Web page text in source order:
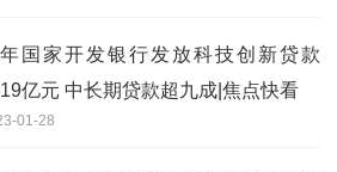
国家开发银行发放科技创新贷款
亿元 中长期贷款超九成|焦点快看
01-28